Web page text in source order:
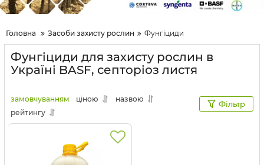
Головна Засоби захисту рослин Фунгіциди
Фунгіциди для захисту рослин в
Україні BASF, септоріоз листя
замовчуванням ціною
назвою
рейтингу
Фільтр